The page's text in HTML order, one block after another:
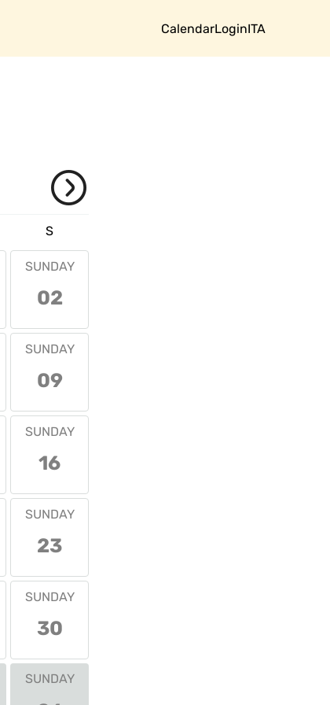
CalendarLoginITA
S
SUNDAY
02
SUNDAY
09
SUNDAY
16
SUNDAY
23
SUNDAY
30
SUNDAY